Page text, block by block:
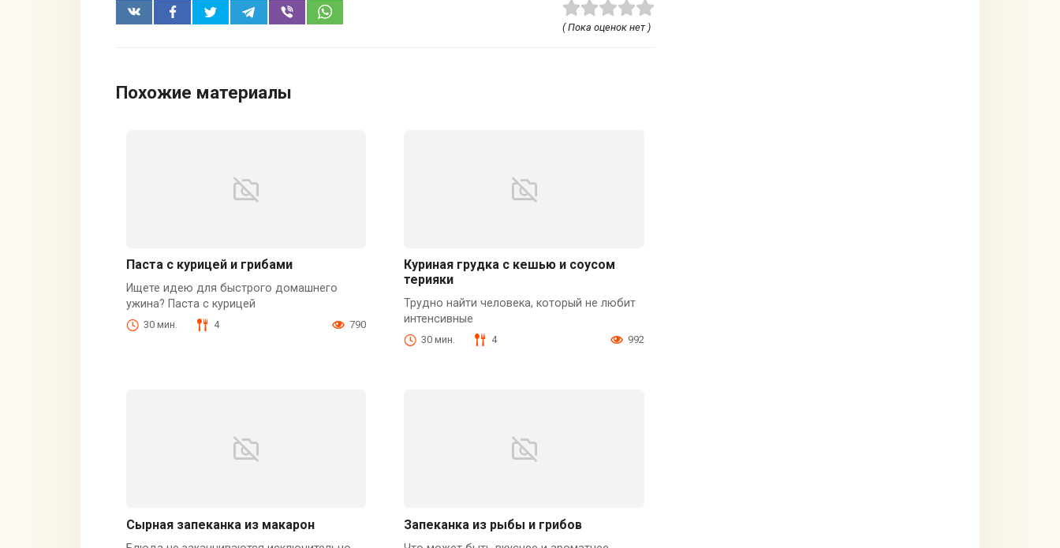
( Пока оценок нет )
Похожие материалы
Паста с курицей и грибами
Ищете идею для быстрого домашнего
ужина? Паста с курицей
30 мин. 4 790
Куриная грудка с кешью и соусом
терияки
Трудно найти человека, который не любит
интенсивные
30 мин. 4 992
Сырная запеканка из макарон Запеканка из рыбы и грибов